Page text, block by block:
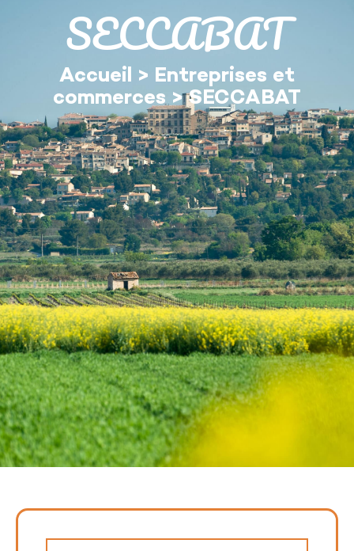
SECCABAT
Accueil > Entreprises et
commerces>SECCABAT